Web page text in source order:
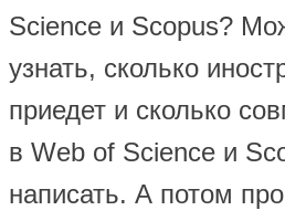
Science и Scopus?
узнать, сколько
приедет и сколько
в Web of Science и
написать. А потом